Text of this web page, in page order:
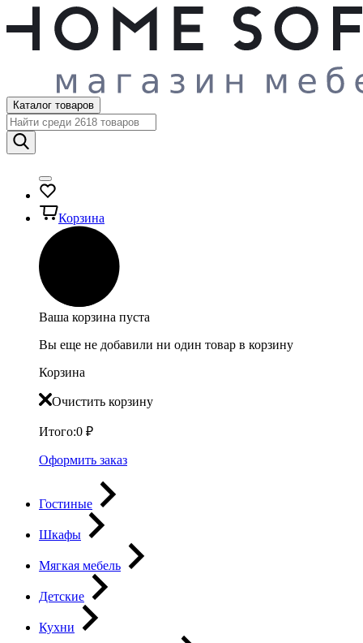
Каталог товаров
Корзина
Ваша корзина пуста
Вы еще не добавили ни один товар в корзину
Корзина
Очистить корзину
Итого:0 ₽
Оформить заказ
Гостиные
Шкафы
Мягкая мебель
Детские
Кухни